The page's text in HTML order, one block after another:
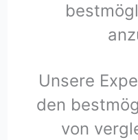
Unsere
den
von